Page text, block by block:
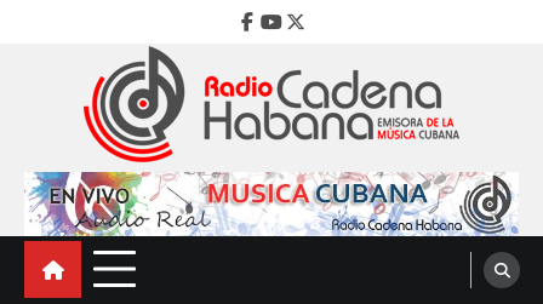
Facebook
Youtube
Twitter
Radio Cadena Habana
Emisora de la Música Cubana